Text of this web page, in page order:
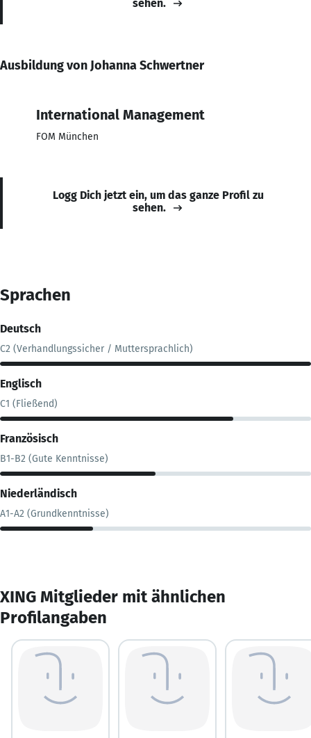
sehen.
Ausbildung von Johanna Schwertner
International Management
FOM München
Logg Dich jetzt ein, um das ganze Profil zu
sehen.
Sprachen
Deutsch
C2 (Verhandlungssicher / Muttersprachlich)
Englisch
C1 (Fließend)
Französisch
B1-B2 (Gute Kenntnisse)
Niederländisch
A1-A2 (Grundkenntnisse)
XING Mitglieder mit ähnlichen
Profilangaben